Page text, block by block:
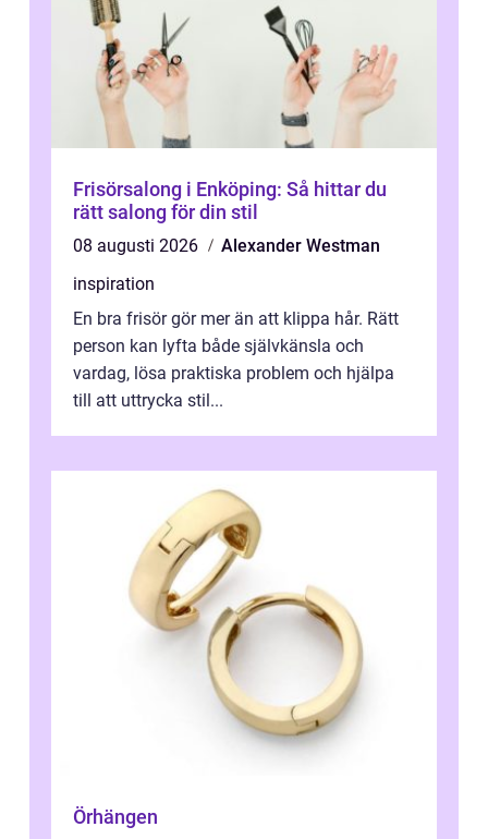
Frisörsalong i Enköping: Så hittar du
rätt salong för din stil
08 augusti 2026
Alexander Westman
inspiration
En bra frisör gör mer än att klippa hår. Rätt
person kan lyfta både självkänsla och
vardag, lösa praktiska problem och hjälpa
till att uttrycka stil...
Örhängen